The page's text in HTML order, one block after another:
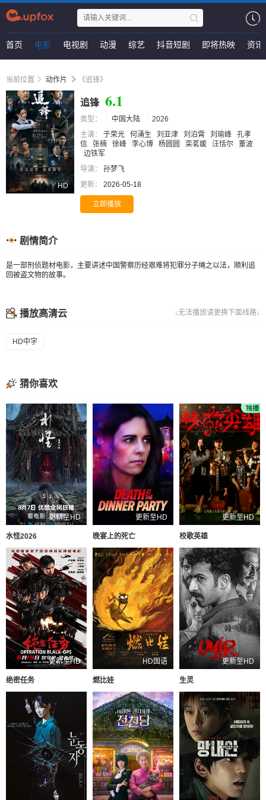
首页 电影 电视剧 动漫 综艺 抖音短剧 即将热映 资讯
当前位置 动作片 《追锋》
HD
追锋 6.1
类型： 中国大陆
2026
主演：
于荣光 何涌生 刘亚津 刘泊霄 刘瑜峰
孔孝
信
张楠 徐峰 李心博 杨圆圆 栾茗媛 汪恬尔
董波
边铁军
导演：
孙梦飞
更新：
2026-05-18
立即播放
剧情简介
是一部刑侦题材电影，主要讲述中国警察历经艰难将犯罪分子绳之以法，顺利追
回被盗文物的故事。
↓无法播放请更换下面线路↓
播放高清云
HD中字
猜你喜欢
更新至HD
水怪2026
更新至HD
晚宴上的死亡
更新至HD
校歌英雄
更新至HD
绝密任务
HD国语
燃比娃
更新至HD
生灵